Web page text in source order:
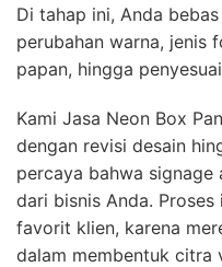
Di tahap ini, Anda
perubahan warna, jenis
papan, hingga
Kami Jasa Neon Box
dengan revisi desain
percaya bahwa signage
dari bisnis Anda.
favorit klien, karena
dalam membentuk citra